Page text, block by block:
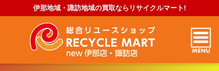
伊那地域・諏訪地域の買取ならリサイクルマート!